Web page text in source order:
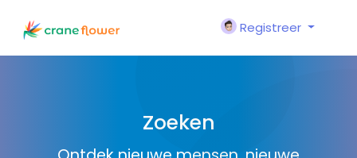
Registreer
Zoeken